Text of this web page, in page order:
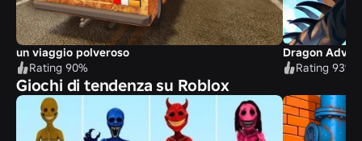
un viaggio polveroso
Rating 90%
Dragon
Rating 93%
Giochi di tendenza su Roblox